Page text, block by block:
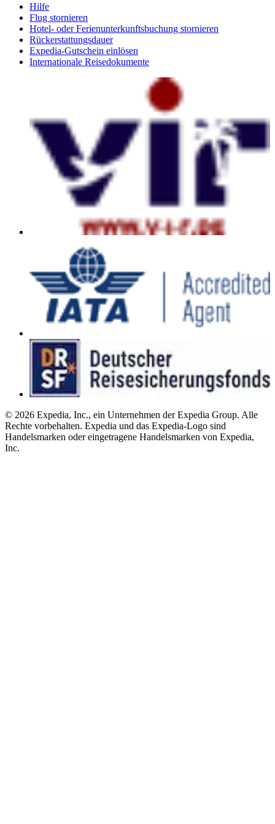
Hilfe
Flug stornieren
Hotel- oder Ferienunterkunftsbuchung stornieren
Rückerstattungsdauer
Expedia-Gutschein einlösen
Internationale Reisedokumente
© 2026 Expedia, Inc., ein Unternehmen der Expedia Group. Alle
Rechte vorbehalten. Expedia und das Expedia-Logo sind
Handelsmarken oder eingetragene Handelsmarken von Expedia,
Inc.